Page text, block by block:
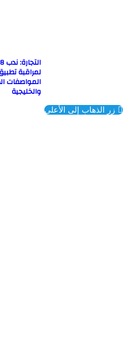
التجارة: ندب 28 موظفاً
لمراقبة تطبيق
المواصفات الكويتية
والخليجية
إلى الأعلى